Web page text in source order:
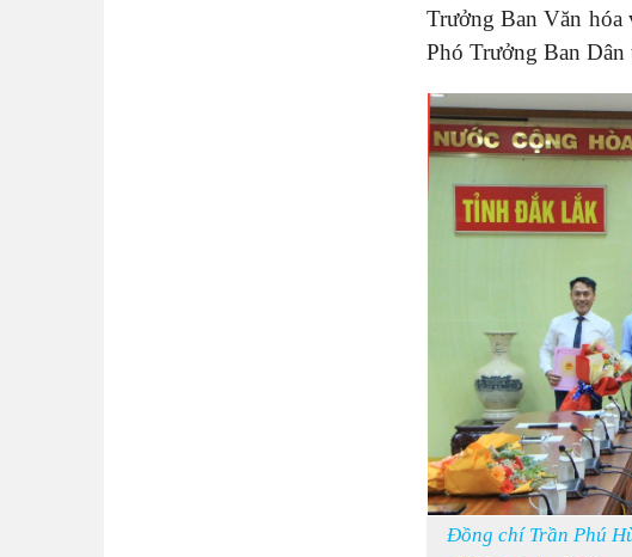
Trưởng Ban Văn
Phó Trưởng Ban Dân
Đồng chí Trần Phú